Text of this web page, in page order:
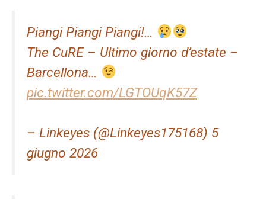
Piangi Piangi Piangi!…
The CuRE – Ultimo giorno d’estate –
Barcellona…
pic.twitter.com/LGTOUqK57Z
– Linkeyes (@Linkeyes175168) 5
giugno 2026